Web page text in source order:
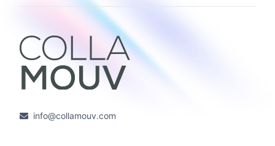
info@collamouv.com